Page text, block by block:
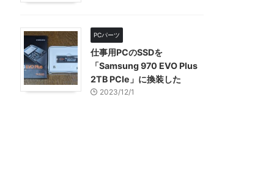
PCパーツ
仕事用PCのSSDを
「Samsung 970 EVO Plus
2TB PCIe」に換装した
2023/12/1